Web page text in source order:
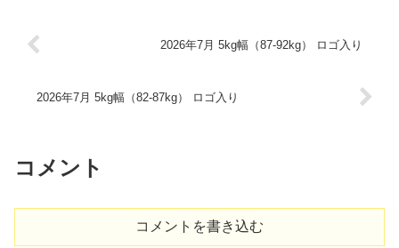
2026年7月 5kg幅（87-92kg） ロゴ入り
2026年7月 5kg幅（82-87kg） ロゴ入り
コメント
コメントを書き込む